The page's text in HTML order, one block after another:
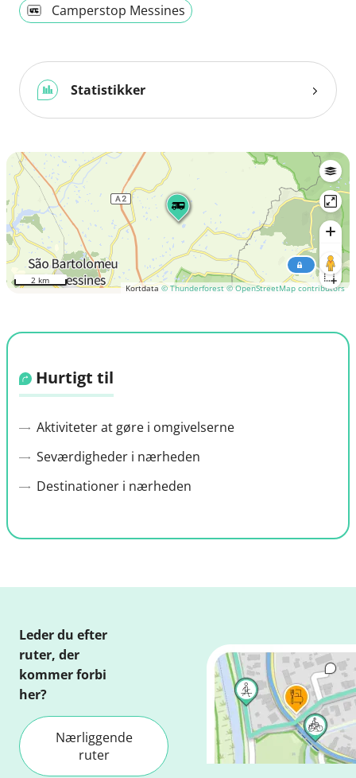
Camperstop Messines
Statistikker
Kortdata© Thunderforest © OpenStreetMap contributors
2 km
Hurtigt til
Aktiviteter at gøre i omgivelserne
Seværdigheder i nærheden
Destinationer i nærheden
Leder du efter
ruter, der
kommer forbi
her?
Nærliggende
ruter